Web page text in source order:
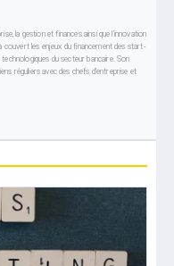
la gestion et finances ainsi que l’innovation
couvert les enjeux du financement des start-
du secteur bancaire. Son
réguliers avec des chefs d’entreprise et